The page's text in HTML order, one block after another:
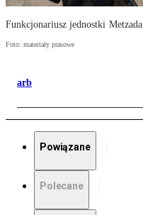
Funkcjonariusz jednostki Metzada
Foto: materiały prasowe
arb
Powiązane
Polecane